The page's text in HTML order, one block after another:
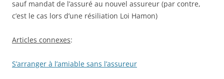
sauf mandat de l’assuré au nouvel assureur (par contre,
c’est le cas lors d’une résiliation Loi Hamon)
Articles connexes:
S’arranger à l’amiable sans l’assureur